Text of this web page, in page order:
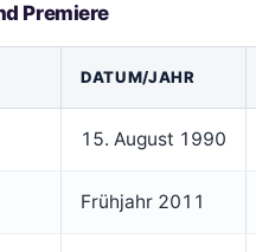
Premiere
DATUM/JAHR
15. August 1990
Frühjahr 2011